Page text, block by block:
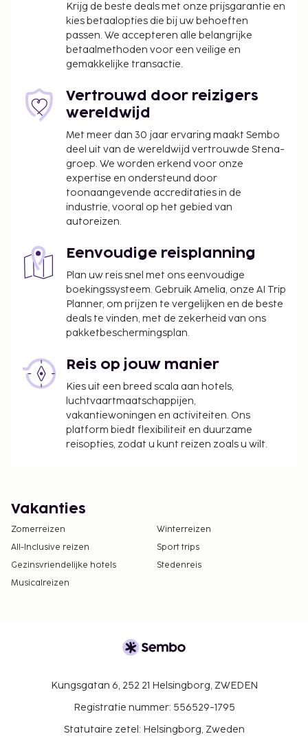
Krijg de beste deals met onze prijsgarantie en
kies betaalopties die bij uw behoeften
passen. We accepteren alle belangrijke
betaalmethoden voor een veilige en
gemakkelijke transactie.
Vertrouwd door reizigers
wereldwijd
Met meer dan 30 jaar ervaring maakt Sembo
deel uit van de wereldwijd vertrouwde Stena-
groep. We worden erkend voor onze
expertise en ondersteund door
toonaangevende accreditaties in de
industrie, vooral op het gebied van
autoreizen.
Eenvoudige reisplanning
Plan uw reis snel met ons eenvoudige
boekingssysteem. Gebruik Amelia, onze AI Trip
Planner, om prijzen te vergelijken en de beste
deals te vinden, met de zekerheid van ons
pakketbeschermingsplan.
Reis op jouw manier
Kies uit een breed scala aan hotels,
luchtvaartmaatschappijen,
vakantiewoningen en activiteiten. Ons
platform biedt flexibiliteit en duurzame
reisopties, zodat u kunt reizen zoals u wilt.
Vakanties
Zomerreizen
Winterreizen
All-Inclusive reizen
Sport trips
Gezinsvriendelijke hotels
Stedenreis
Musicalreizen
Kungsgatan 6, 252 21 Helsingborg, ZWEDEN
Registratie nummer: 556529-1795
Statutaire zetel: Helsingborg, Zweden